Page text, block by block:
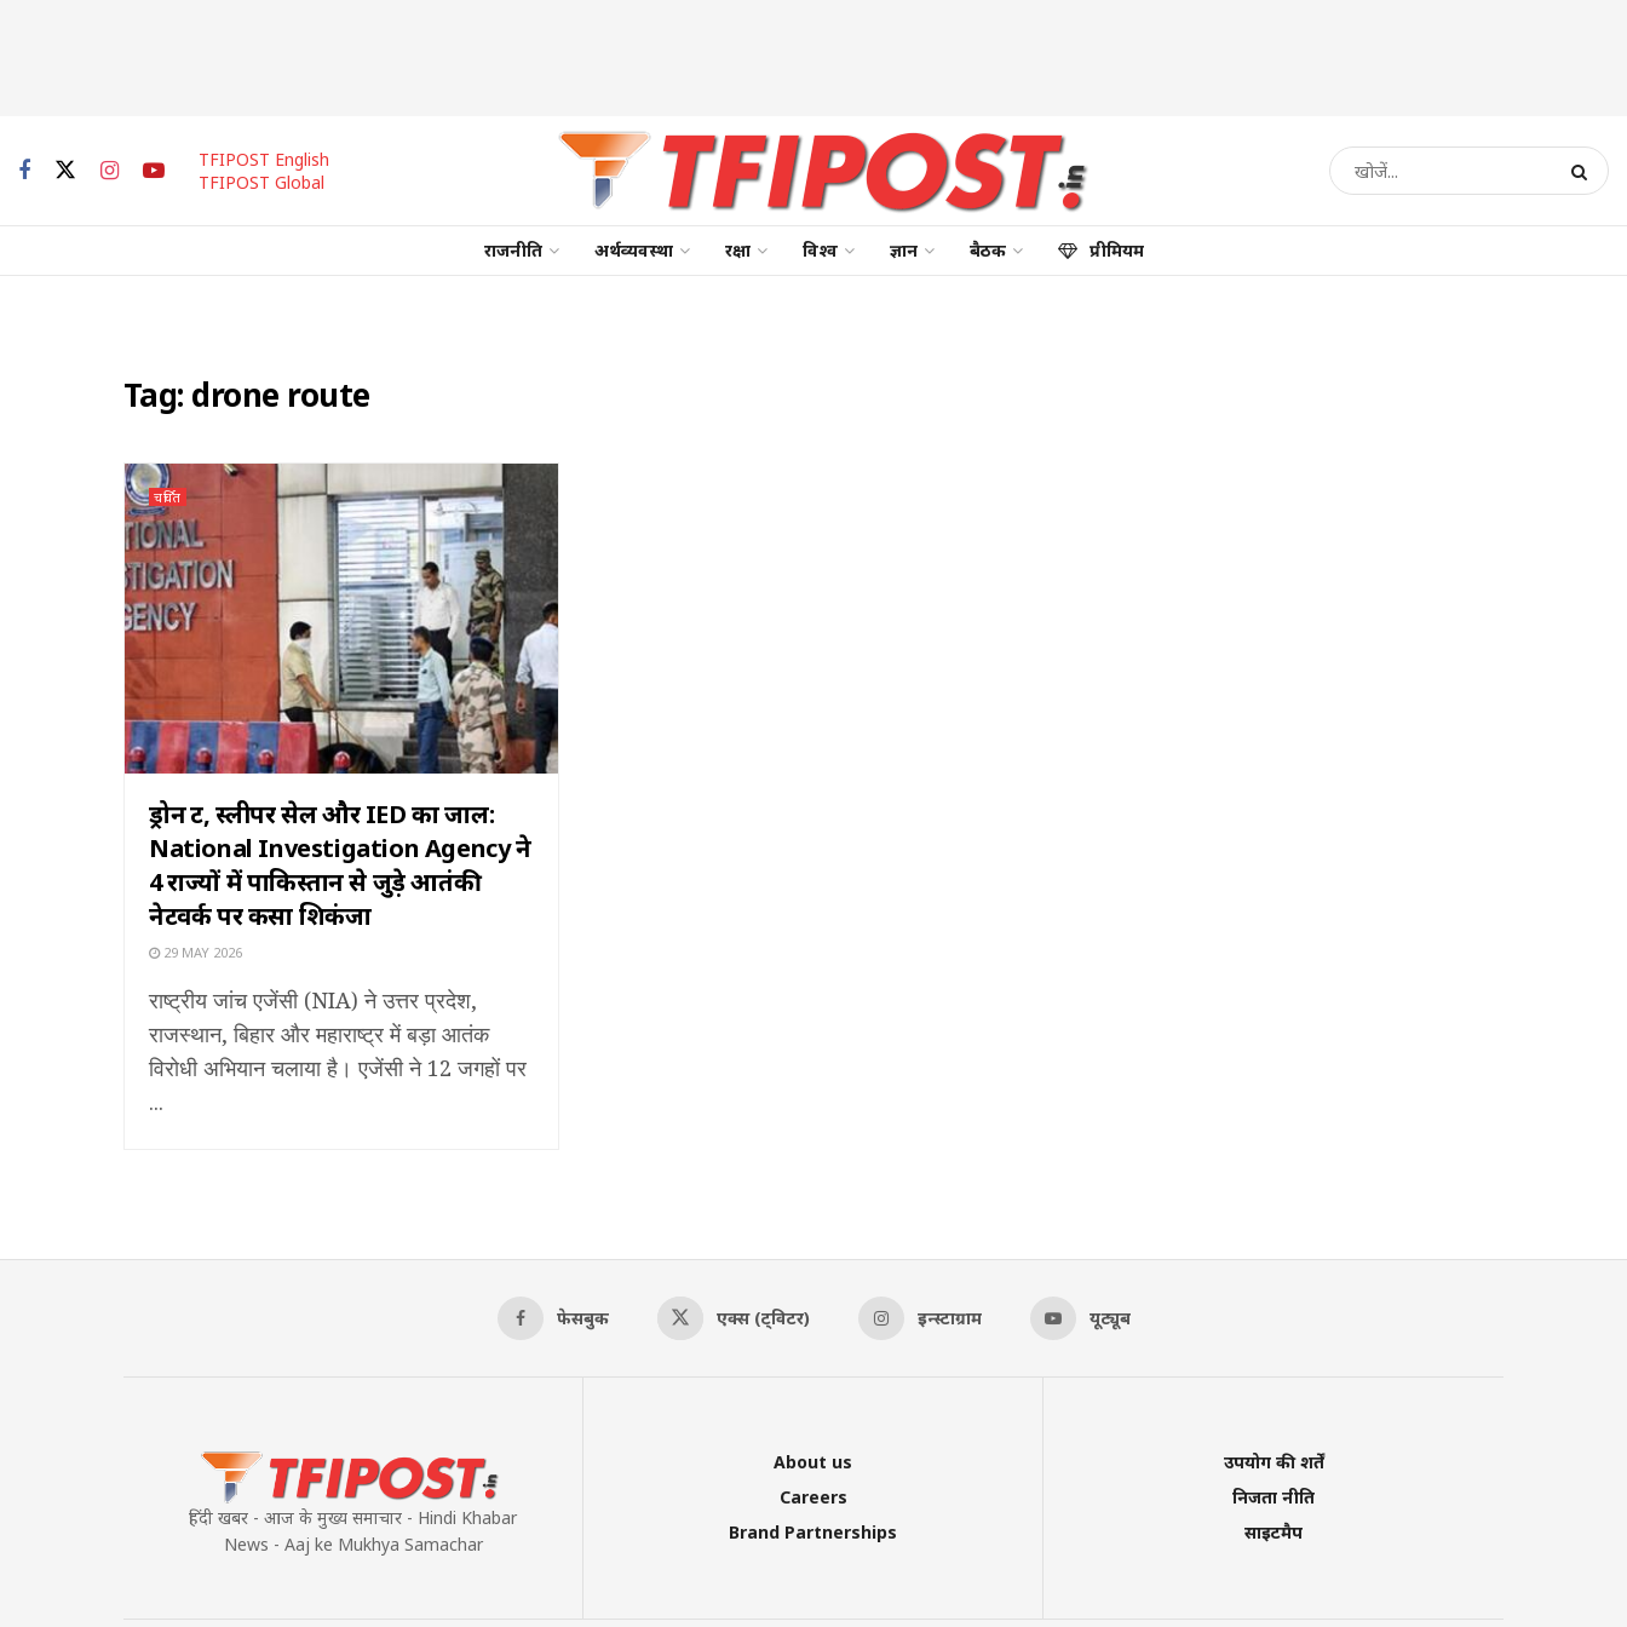
TFIPOST English
TFIPOST Global
राजनीति अर्थव्यवस्था रक्षा विश्व ज्ञान बैठक प्रीमियम
Tag: drone route
चर्चित
ड्रोन रूट, स्लीपर सेल और IED का जाल:
National Investigation Agency ने
4 राज्यों में पाकिस्तान से जुड़े आतंकी
नेटवर्क पर कसा शिकंजा
29 MAY 2026
राष्ट्रीय जांच एजेंसी (NIA) ने उत्तर प्रदेश,
राजस्थान, बिहार और महाराष्ट्र में बड़ा आतंक
विरोधी अभियान चलाया है। एजेंसी ने 12 जगहों पर
...
फेसबुक एक्स (ट्विटर) इन्स्टाग्राम यूट्यूब
हिंदी खबर - आज के मुख्य समाचार - Hindi Khabar
News - Aaj ke Mukhya Samachar
About us
Careers
Brand Partnerships
उपयोग की शर्तें
निजता नीति
साइटमैप